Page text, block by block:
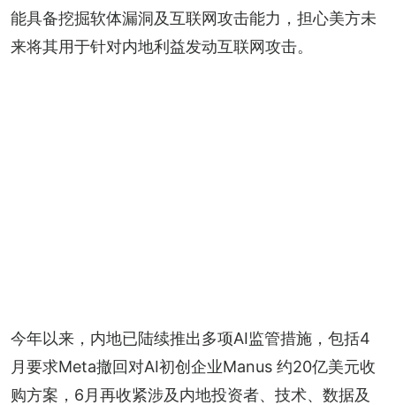
能具备挖掘软体漏洞及互联网攻击能力，担心美方未
来将其用于针对内地利益发动互联网攻击。
今年以来，内地已陆续推出多项AI监管措施，包括4
月要求Meta撤回对AI初创企业Manus 约20亿美元收
购方案，6月再收紧涉及内地投资者、技术、数据及